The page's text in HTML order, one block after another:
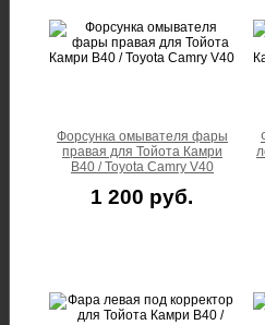
Форсунка омывателя фары
правая для Тойота Камри
В40 / Toyota Camry V40
1 200 руб.